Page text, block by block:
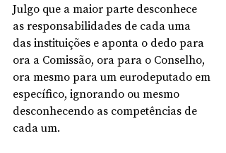
Julgo que a maior parte desconhece
as responsabilidades de cada uma
das instituições e aponta o dedo para
ora a Comissão, ora para o Conselho,
ora mesmo para um eurodeputado em
específico, ignorando ou mesmo
desconhecendo as competências de
cada um.